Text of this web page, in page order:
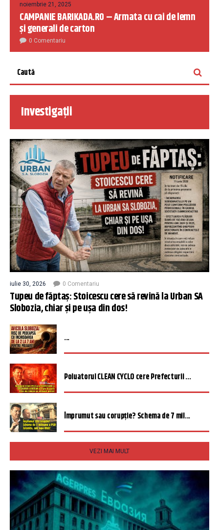
noiembrie 21, 2025
CAMPANIE BARIKADA.RO – Armata cu cai de lemn
și generali de carton
0 Comentariu
Investigații
iulie 30, 2026 0 Comentariu
Tupeu de făptaș: Stoicescu cere să revină la Urban SA
Slobozia, chiar și pe ușa din dos!
...
Poluatorul CLEAN CYCLO cere Prefecturii ...
Împrumut sau corupție? Schema de 7 mil...
VEZI MAI MULT